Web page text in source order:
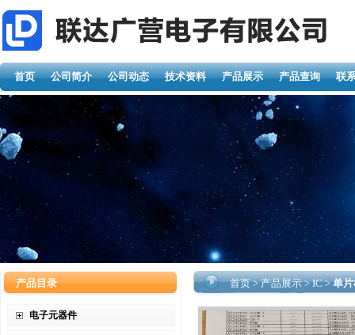
首页 公司简介 公司动态 技术资料 产品展示 产品查询 联
产品目录
电子元器件
首页>产品展示>IC>单